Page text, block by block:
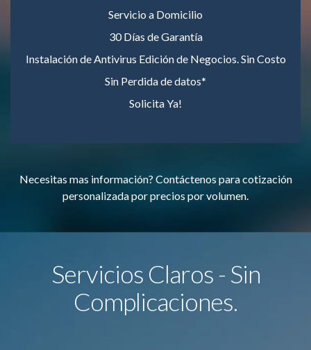
Servicio a Domicilio
30 Días de Garantía
Instalación de Antivirus Edición de Negocios. Sin Costo
Sin Perdida de datos*
Solicita Ya!
Necesitas mas información? Contáctenos para cotización
personalizada por precios por volumen.
Servicios Claros - Sin
Complicaciones.